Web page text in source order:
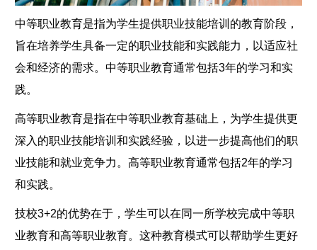
中等职业教育是指为学生提供职业技能培训的教育阶段，
旨在培养学生具备一定的职业技能和实践能力，以适应社
会和经济的需求。中等职业教育通常包括3年的学习和实
践。
高等职业教育是指在中等职业教育基础上，为学生提供更
深入的职业技能培训和实践经验，以进一步提高他们的职
业技能和就业竞争力。高等职业教育通常包括2年的学习
和实践。
技校3+2的优势在于，学生可以在同一所学校完成中等职
业教育和高等职业教育。这种教育模式可以帮助学生更好